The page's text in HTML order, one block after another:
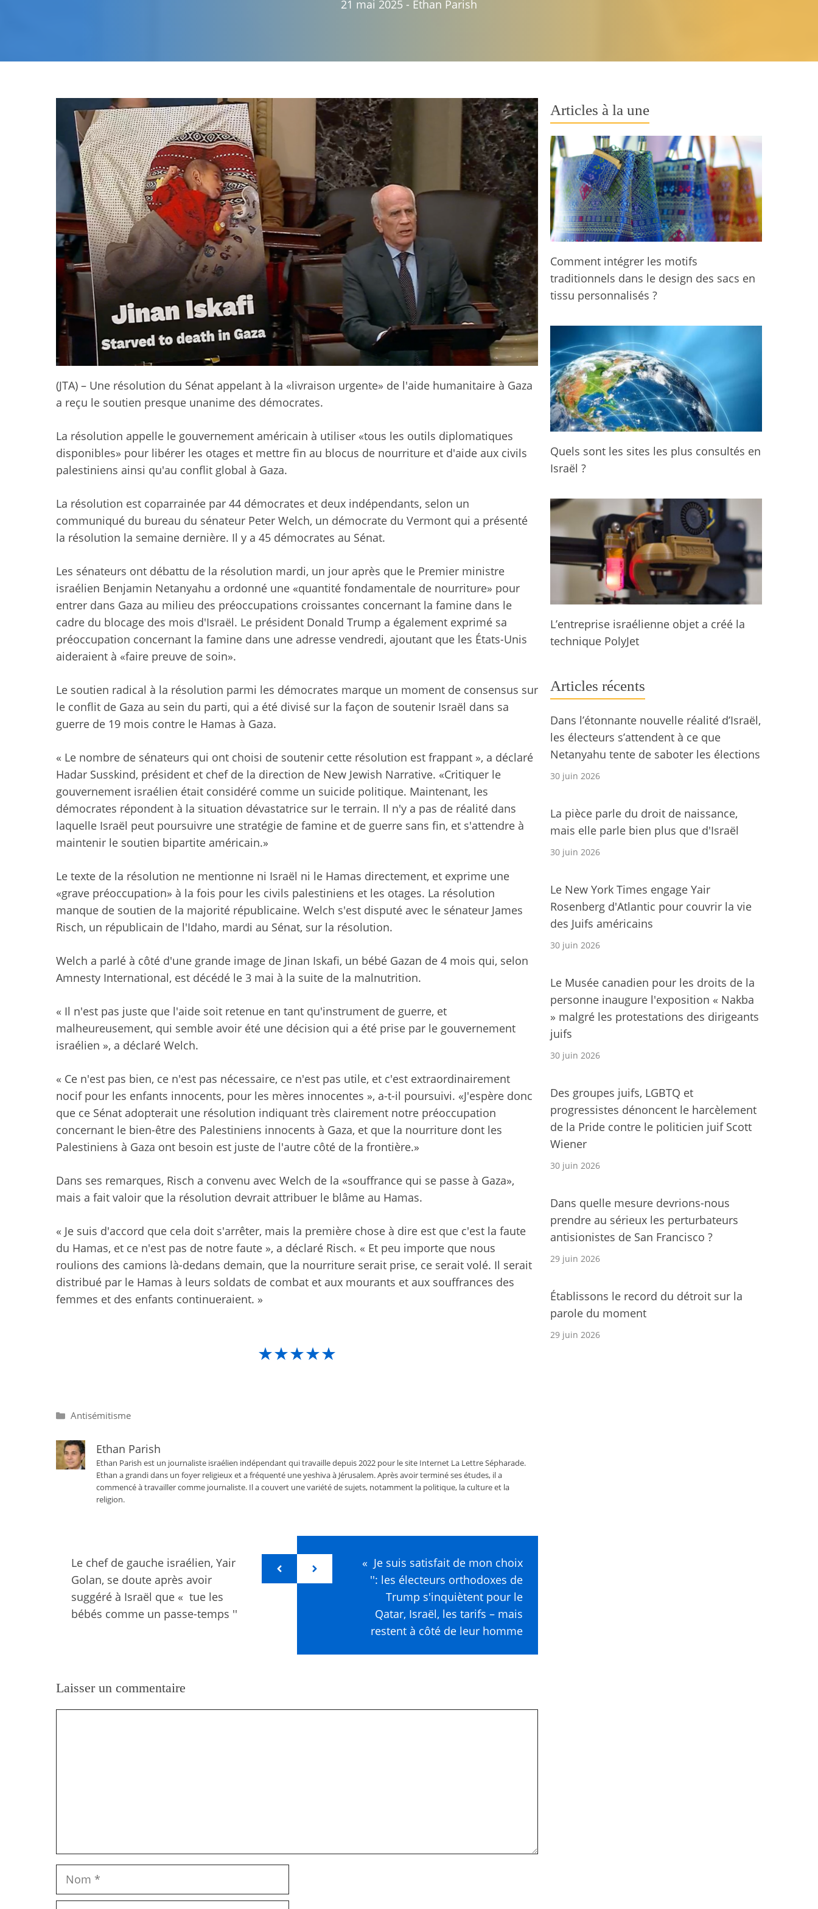
21 mai 2025 - Ethan Parish
(JTA) – Une résolution du Sénat appelant à la «livraison urgente» de l'aide humanitaire à Gaza
a reçu le soutien presque unanime des démocrates.
La résolution appelle le gouvernement américain à utiliser «tous les outils diplomatiques
disponibles» pour libérer les otages et mettre fin au blocus de nourriture et d'aide aux civils
palestiniens ainsi qu'au conflit global à Gaza.
La résolution est coparrainée par 44 démocrates et deux indépendants, selon un
communiqué du bureau du sénateur Peter Welch, un démocrate du Vermont qui a présenté
la résolution la semaine dernière. Il y a 45 démocrates au Sénat.
Les sénateurs ont débattu de la résolution mardi, un jour après que le Premier ministre
israélien Benjamin Netanyahu a ordonné une «quantité fondamentale de nourriture» pour
entrer dans Gaza au milieu des préoccupations croissantes concernant la famine dans le
cadre du blocage des mois d'Israël. Le président Donald Trump a également exprimé sa
préoccupation concernant la famine dans une adresse vendredi, ajoutant que les États-Unis
aideraient à «faire preuve de soin».
Le soutien radical à la résolution parmi les démocrates marque un moment de consensus sur
le conflit de Gaza au sein du parti, qui a été divisé sur la façon de soutenir Israël dans sa
guerre de 19 mois contre le Hamas à Gaza.
« Le nombre de sénateurs qui ont choisi de soutenir cette résolution est frappant », a déclaré
Hadar Susskind, président et chef de la direction de New Jewish Narrative. «Critiquer le
gouvernement israélien était considéré comme un suicide politique. Maintenant, les
démocrates répondent à la situation dévastatrice sur le terrain. Il n'y a pas de réalité dans
laquelle Israël peut poursuivre une stratégie de famine et de guerre sans fin, et s'attendre à
maintenir le soutien bipartite américain.»
Le texte de la résolution ne mentionne ni Israël ni le Hamas directement, et exprime une
«grave préoccupation» à la fois pour les civils palestiniens et les otages. La résolution
manque de soutien de la majorité républicaine. Welch s'est disputé avec le sénateur James
Risch, un républicain de l'Idaho, mardi au Sénat, sur la résolution.
Welch a parlé à côté d'une grande image de Jinan Iskafi, un bébé Gazan de 4 mois qui, selon
Amnesty International, est décédé le 3 mai à la suite de la malnutrition.
« Il n'est pas juste que l'aide soit retenue en tant qu'instrument de guerre, et
malheureusement, qui semble avoir été une décision qui a été prise par le gouvernement
israélien », a déclaré Welch.
« Ce n'est pas bien, ce n'est pas nécessaire, ce n'est pas utile, et c'est extraordinairement
nocif pour les enfants innocents, pour les mères innocentes », a-t-il poursuivi. «J'espère donc
que ce Sénat adopterait une résolution indiquant très clairement notre préoccupation
concernant le bien-être des Palestiniens innocents à Gaza, et que la nourriture dont les
Palestiniens à Gaza ont besoin est juste de l'autre côté de la frontière.»
Dans ses remarques, Risch a convenu avec Welch de la «souffrance qui se passe à Gaza»,
mais a fait valoir que la résolution devrait attribuer le blâme au Hamas.
« Je suis d'accord que cela doit s'arrêter, mais la première chose à dire est que c'est la faute
du Hamas, et ce n'est pas de notre faute », a déclaré Risch. « Et peu importe que nous
roulions des camions là-dedans demain, que la nourriture serait prise, ce serait volé. Il serait
distribué par le Hamas à leurs soldats de combat et aux mourants et aux souffrances des
femmes et des enfants continueraient. »
★★★★★
Catégories
Antisémitisme
Ethan Parish
Ethan Parish est un journaliste israélien indépendant qui travaille depuis 2022 pour le site Internet La Lettre Sépharade.
Ethan a grandi dans un foyer religieux et a fréquenté une yeshiva à Jérusalem. Après avoir terminé ses études, il a
commencé à travailler comme journaliste. Il a couvert une variété de sujets, notamment la politique, la culture et la
religion.
Le chef de gauche israélien, Yair
Golan, se doute après avoir
suggéré à Israël que « tue les
bébés comme un passe-temps ''
« Je suis satisfait de mon choix
'': les électeurs orthodoxes de
Trump s'inquiètent pour le
Qatar, Israël, les tarifs – mais
restent à côté de leur homme
Laisser un commentaire
Nom
Articles à la une
Comment intégrer les motifs
traditionnels dans le design des sacs en
tissu personnalisés ?
Quels sont les sites les plus consultés en
Israël ?
L’entreprise israélienne objet a créé la
technique PolyJet
Articles récents
Dans l’étonnante nouvelle réalité d’Israël,
les électeurs s’attendent à ce que
Netanyahu tente de saboter les élections
30 juin 2026
La pièce parle du droit de naissance,
mais elle parle bien plus que d'Israël
30 juin 2026
Le New York Times engage Yair
Rosenberg d'Atlantic pour couvrir la vie
des Juifs américains
30 juin 2026
Le Musée canadien pour les droits de la
personne inaugure l'exposition « Nakba
» malgré les protestations des dirigeants
juifs
30 juin 2026
Des groupes juifs, LGBTQ et
progressistes dénoncent le harcèlement
de la Pride contre le politicien juif Scott
Wiener
30 juin 2026
Dans quelle mesure devrions-nous
prendre au sérieux les perturbateurs
antisionistes de San Francisco ?
29 juin 2026
Établissons le record du détroit sur la
parole du moment
29 juin 2026